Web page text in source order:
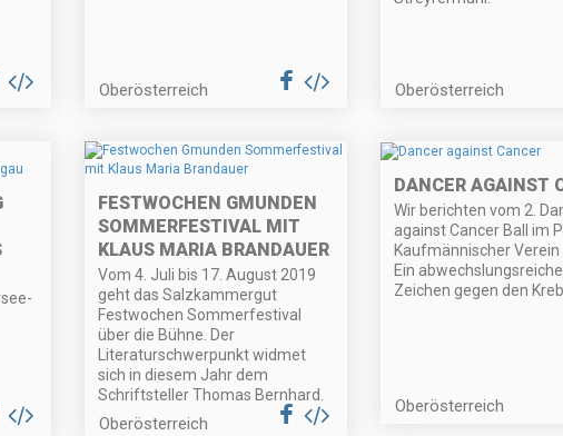
Oberösterreich Oberösterreich
FESTWOCHEN GMUNDEN
SOMMERFESTIVAL MIT
KLAUS MARIA BRANDAUER
Vom 4. Juli bis 17. August 2019
geht das Salzkammergut
Festwochen Sommerfestival
über die Bühne. Der
Literaturschwerpunkt widmet
sich in diesem Jahr dem
Schriftsteller Thomas Bernhard.
Oberösterreich
DANCER AGAINST
Wir berichten vom 2.
against Cancer Ball im
Kaufmännischer Verein
Ein
Zeichen gegen den
Oberösterreich